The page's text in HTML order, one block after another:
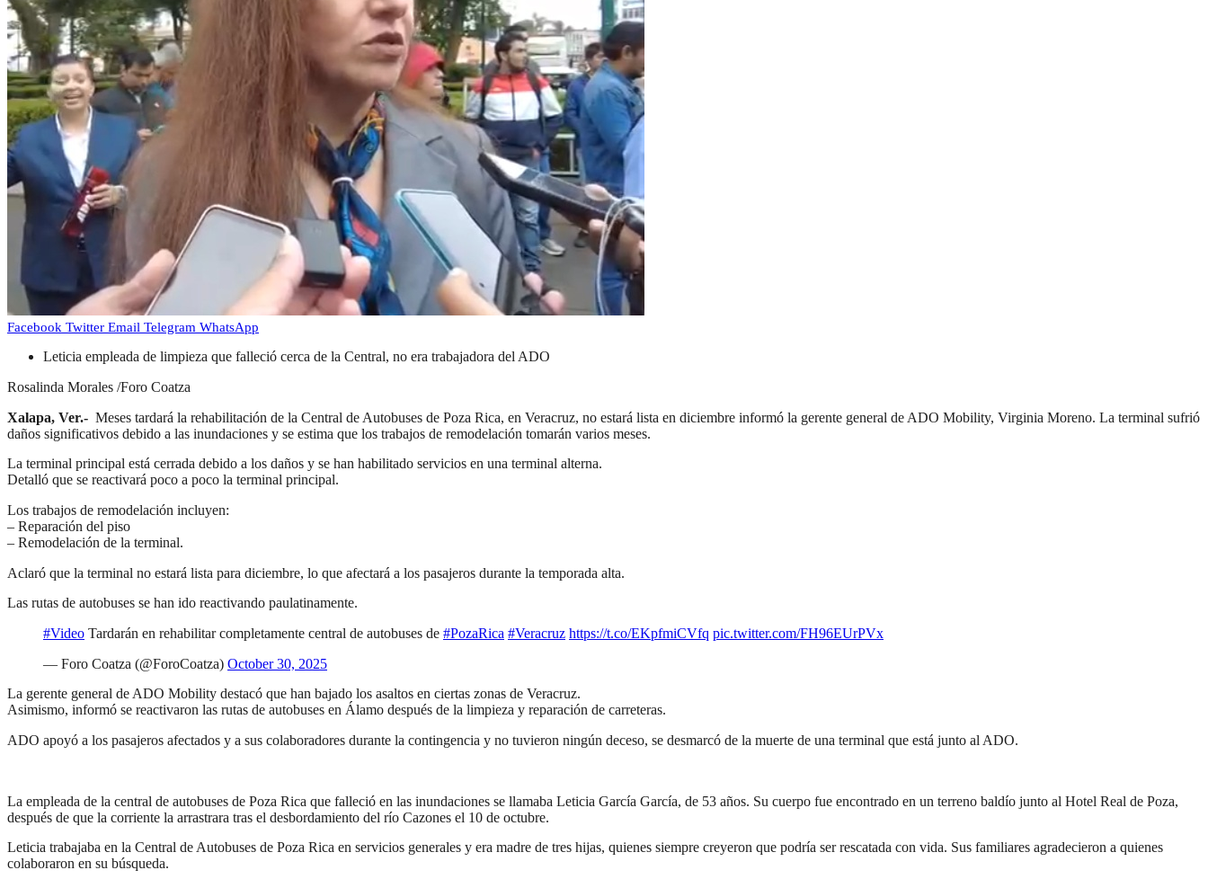
Facebook Twitter Email Telegram WhatsApp
Leticia empleada de limpieza que falleció cerca de la Central, no era trabajadora del ADO
Rosalinda Morales /Foro Coatza
Xalapa, Ver.- Meses tardará la rehabilitación de la Central de Autobuses de Poza Rica, en Veracruz, no estará lista en diciembre informó la gerente general de ADO Mobility, Virginia Moreno. La terminal sufrió
daños significativos debido a las inundaciones y se estima que los trabajos de remodelación tomarán varios meses.
La terminal principal está cerrada debido a los daños y se han habilitado servicios en una terminal alterna.
Detalló que se reactivará poco a poco la terminal principal.
Los trabajos de remodelación incluyen:
– Reparación del piso
– Remodelación de la terminal.
Aclaró que la terminal no estará lista para diciembre, lo que afectará a los pasajeros durante la temporada alta.
Las rutas de autobuses se han ido reactivando paulatinamente.
#Video Tardarán en rehabilitar completamente central de autobuses de #PozaRica #Veracruz https://t.co/EKpfmiCVfq pic.twitter.com/FH96EUrPVx
— Foro Coatza (@ForoCoatza) October 30, 2025
La gerente general de ADO Mobility destacó que han bajado los asaltos en ciertas zonas de Veracruz.
Asimismo, informó se reactivaron las rutas de autobuses en Álamo después de la limpieza y reparación de carreteras.
ADO apoyó a los pasajeros afectados y a sus colaboradores durante la contingencia y no tuvieron ningún deceso, se desmarcó de la muerte de una terminal que está junto al ADO.
La empleada de la central de autobuses de Poza Rica que falleció en las inundaciones se llamaba Leticia García García, de 53 años. Su cuerpo fue encontrado en un terreno baldío junto al Hotel Real de Poza,
después de que la corriente la arrastrara tras el desbordamiento del río Cazones el 10 de octubre.
Leticia trabajaba en la Central de Autobuses de Poza Rica en servicios generales y era madre de tres hijas, quienes siempre creyeron que podría ser rescatada con vida. Sus familiares agradecieron a quienes
colaboraron en su búsqueda.